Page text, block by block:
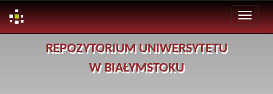
REPOZYTORIUM UNIWERSYTETU
W BIAŁYMSTOKU